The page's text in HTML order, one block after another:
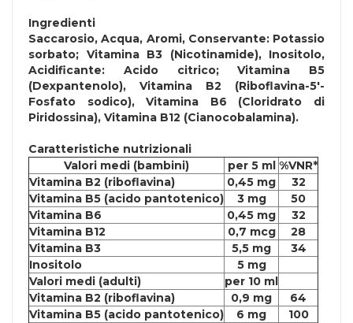
Ingredienti
Saccarosio, Acqua, Aromi, Conservante: Potassio
sorbato; Vitamina B3 (Nicotinamide), Inositolo,
Acidificante: Acido citrico; Vitamina B5
(Dexpantenolo), Vitamina B2 (Riboflavina-5'-
Fosfato sodico), Vitamina B6 (Cloridrato di
Piridossina), Vitamina B12 (Cianocobalamina).
Caratteristiche nutrizionali
Valori medi (bambini)
per 5 ml %VNR*
Vitamina B2 (riboflavina)
0,45 mg
32
Vitamina B5 (acido pantotenico)
3 mg
50
Vitamina B6
0,45 mg
32
Vitamina B12
0,7 mcg
28
Vitamina B3
5,5 mg
34
Inositolo
5 mg
Valori medi (adulti)
per 10 ml
Vitamina B2 (riboflavina)
0,9 mg
64
Vitamina B5 (acido pantotenico)
6 mg
100